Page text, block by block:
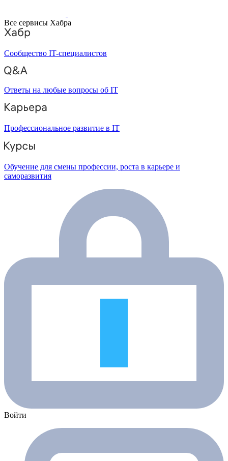
Все сервисы Хабра
Сообщество IT-специалистов
Ответы на любые вопросы об IT
Профессиональное развитие в IT
Обучение для смены профессии, роста в карьере и
саморазвития
Войти